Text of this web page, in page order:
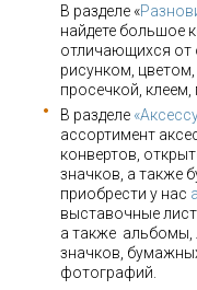
В разделе «
найдете большое
отличающихся от
рисунком,
просечкой, клеем,
В разделе
ассортимент
конвертов,
значков, а также
приобрести у нас
выставочные
а также альбомы,
значков,
фотографий.